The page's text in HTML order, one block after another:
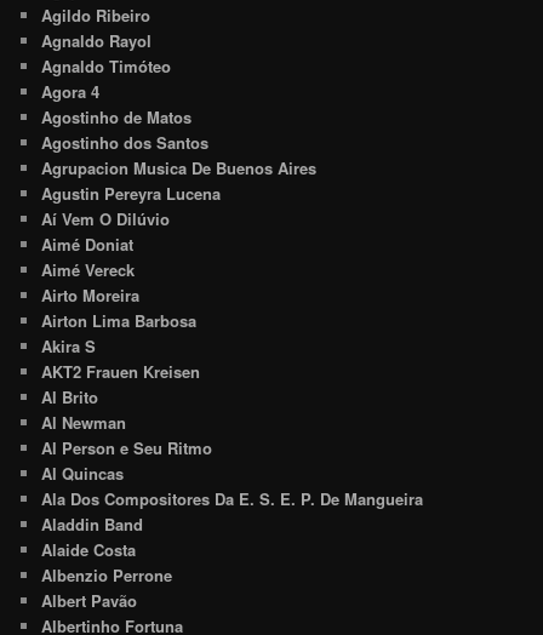
Agildo Ribeiro
Agnaldo Rayol
Agnaldo Timóteo
Agora 4
Agostinho de Matos
Agostinho dos Santos
Agrupacion Musica De Buenos Aires
Agustin Pereyra Lucena
Aí Vem O Dilúvio
Aimé Doniat
Aimé Vereck
Airto Moreira
Airton Lima Barbosa
Akira S
AKT2 Frauen Kreisen
Al Brito
Al Newman
Al Person e Seu Ritmo
Al Quincas
Ala Dos Compositores Da E. S. E. P. De Mangueira
Aladdin Band
Alaide Costa
Albenzio Perrone
Albert Pavão
Albertinho Fortuna